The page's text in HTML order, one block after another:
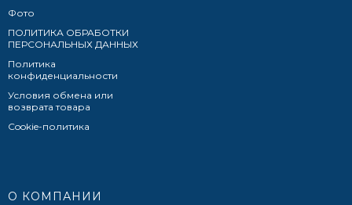
Фото
ПОЛИТИКА ОБРАБОТКИ
ПЕРСОНАЛЬНЫХ ДАННЫХ​
Политика
конфиденциальности
Условия обмена или
возврата товара
Cookie-политика
О КОМПАНИИ